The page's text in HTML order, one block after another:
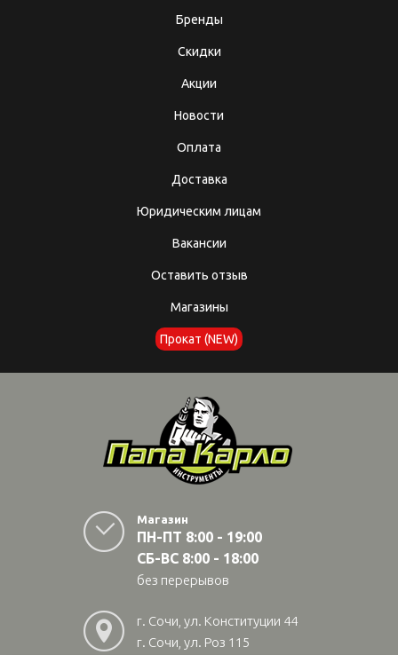
Бренды
Скидки
Акции
Новости
Оплата
Доставка
Юридическим лицам
Вакансии
Оставить отзыв
Магазины
Прокат (NEW)
Магазин
ПН-ПТ 8:00 - 19:00
СБ-ВС 8:00 - 18:00
без перерывов
г. Сочи, ул. Конституции 44
г. Сочи, ул. Роз 115